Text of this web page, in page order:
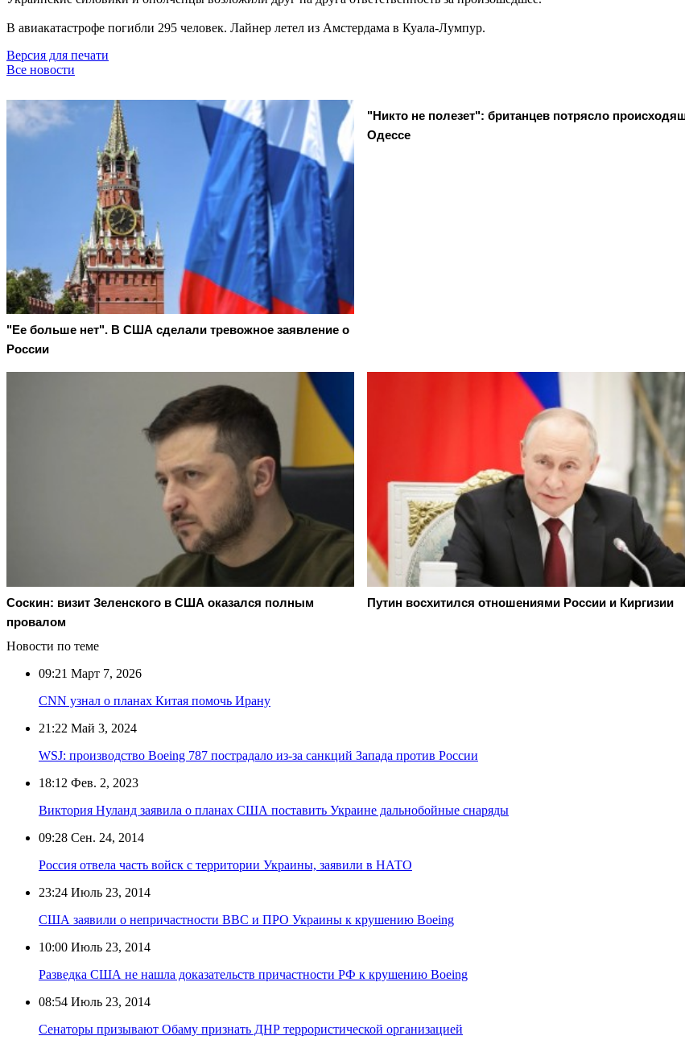
В авиакатастрофе погибли 295 человек. Лайнер летел из Амстердама в Куала-Лумпур.
Версия для печати
Все новости
"Ее больше нет". В США сделали тревожное заявление о
России
"Никто не полезет": британцев потрясло
Одессе
Соскин: визит Зеленского в США оказался полным
провалом
Путин восхитился отношениями России и Киргизии
Новости по теме
09:21 Март 7, 2026
CNN узнал о планах Китая помочь Ирану
21:22 Май 3, 2024
WSJ: производство Boeing 787 пострадало из-за санкций Запада против России
18:12 Фев. 2, 2023
Виктория Нуланд заявила о планах США поставить Украине дальнобойные снаряды
09:28 Сен. 24, 2014
Россия отвела часть войск с территории Украины, заявили в НАТО
23:24 Июль 23, 2014
США заявили о непричастности ВВС и ПРО Украины к крушению Boeing
10:00 Июль 23, 2014
Разведка США не нашла доказательств причастности РФ к крушению Boeing
08:54 Июль 23, 2014
Сенаторы призывают Обаму признать ДНР террористической организацией